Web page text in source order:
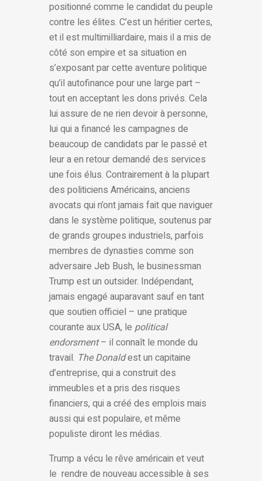
positionné comme le candidat du peuple
contre les élites. C’est un héritier certes,
et il est multimilliardaire, mais il a mis de
côté son empire et sa situation en
s’exposant par cette aventure politique
qu’il autofinance pour une large part –
tout en acceptant les dons privés. Cela
lui assure de ne rien devoir à personne,
lui qui a financé les campagnes de
beaucoup de candidats par le passé et
leur a en retour demandé des services
une fois élus. Contrairement à la plupart
des politiciens Américains, anciens
avocats qui n’ont jamais fait que naviguer
dans le système politique, soutenus par
de grands groupes industriels, parfois
membres de dynasties comme son
adversaire Jeb Bush, le businessman
Trump est un outsider. Indépendant,
jamais engagé auparavant sauf en tant
que soutien officiel – une pratique
courante aux USA, le political
endorsment– il connaît le monde du
travail. The Donaldest un capitaine
d’entreprise, qui a construit des
immeubles et a pris des risques
financiers, qui a créé des emplois mais
aussi qui est populaire, et même
populiste diront les médias.
Trump a vécu le rêve américain et veut
le rendre de nouveau accessible à ses